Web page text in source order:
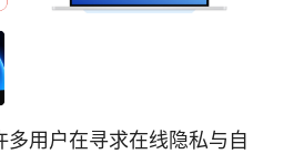
用户在寻求在线隐私与自